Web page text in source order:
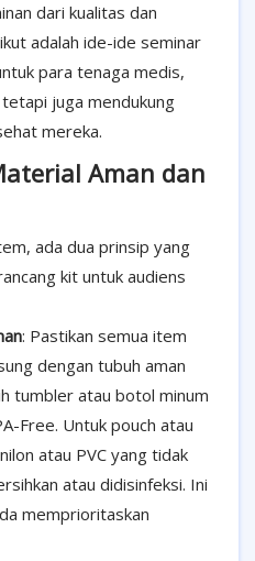
dari kualitas dan
adalah ide-ide seminar
para tenaga medis,
juga mendukung
mereka.
Aman dan
ada dua prinsip yang
kit untuk audiens
: Pastikan semua item
dengan tubuh aman
tumbler atau botol minum
Free. Untuk pouch atau
atau PVC yang tidak
atau didisinfeksi. Ini
memprioritaskan